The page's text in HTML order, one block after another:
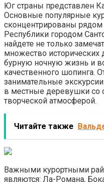
Юг страны представлен
Основные популярные
сконцентрированы
Республики городом
найдете не только
множество исторических
бурную ночную жизнь и
качественного шопинга.
занимательные
в местные деревушки со
творческой атмосферой.
Читайте также
Важными курортными
являются: Ла-Романа,